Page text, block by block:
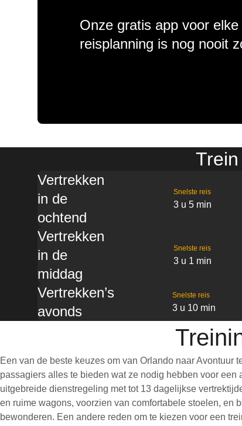
Onze gratis app voor
reisplanning is nog nooit
Vertrekken
in de
ochtend
Snelste reis
3 u 5 min
Vertrekken
in de
middag
Snelste reis
3 u 1 min
Vertrekken’s
avonds
Snelste reis
3 u 10 min
Een van de beste keuzes om van Orlando naar
passagiers alles te bieden wat ze nodig hebben voor
uitgebreide dienstregeling met tot 13 dagelijkse
en ruime wagons, voorzien van comfortabele stoelen, en
bewonderen. Een andere reden om te kiezen voor een